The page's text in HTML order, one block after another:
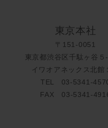
東京本社
〒151-0051
東京都渋谷区千駄ヶ谷５
イワオアネックス北館
TEL 03-5341-
FAX 03-5341-